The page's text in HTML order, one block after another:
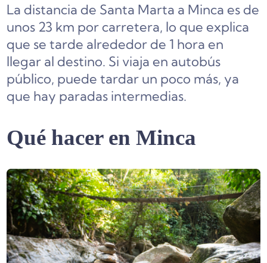
La distancia de Santa Marta a Minca es de
unos 23 km por carretera, lo que explica
que se tarde alrededor de 1 hora en
llegar al destino. Si viaja en autobús
público, puede tardar un poco más, ya
que hay paradas intermedias.
Qué hacer en Minca